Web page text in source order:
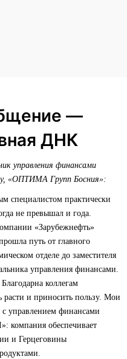
—
ДНК
управления финансами
«ОПТИМА Групп Босния»:
специалистом практически
не превышал и года.
«Зарубежнефть»
путь от главного
отделе до заместителя
управления финансами.
коллегам
расти и приносить пользу. Мои
с управлением финансами
обеспечивает
и Герцеговины